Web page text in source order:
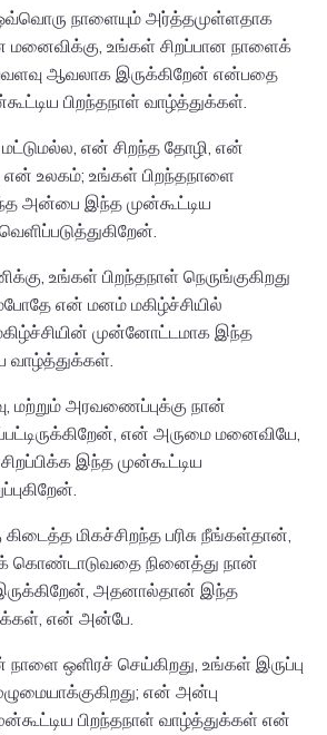
நாளையும் அர்த்தமுள்ளதாக
மனைவிக்கு, உங்கள் சிறப்பான நாளைக்
ஆவலாக இருக்கிறேன் என்பதை
பிறந்தநாள் வாழ்த்துக்கள்.
என் சிறந்த தோழி, என்
என் உலகம்; உங்கள் பிறந்தநாளை
அன்பை இந்த முன்கூட்டிய
உங்கள் பிறந்தநாள் நெருங்குகிறது
என் மனம் மகிழ்ச்சியில்
முன்னோட்டமாக இந்த
வாழ்த்துக்கள்.
மற்றும் அரவணைப்புக்கு நான்
என் அருமை மனைவியே,
இந்த முன்கூட்டிய
மிகச்சிறந்த பரிசு நீங்கள்தான்,
கொண்டாடுவதை நினைத்து நான்
இருக்கிறேன், அதனால்தான் இந்த
என் அன்பே.
ஒளிரச் செய்கிறது, உங்கள் இருப்பு
என் அன்பு
பிறந்தநாள் வாழ்த்துக்கள் என்